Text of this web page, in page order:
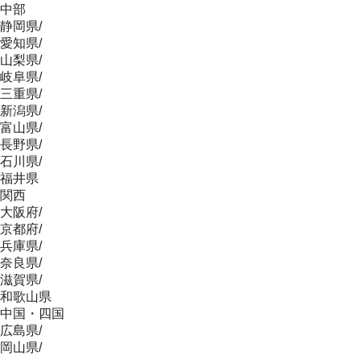
中部
静岡県/
愛知県/
山梨県/
岐阜県/
三重県/
新潟県/
富山県/
長野県/
石川県/
福井県
関西
大阪府/
京都府/
兵庫県/
奈良県/
滋賀県/
和歌山県
中国・四国
広島県/
岡山県/